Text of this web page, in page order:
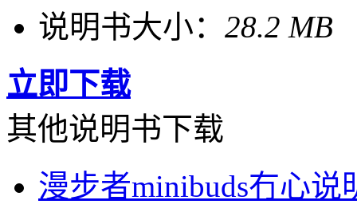
说明书大小： 28.2 MB
立即下载
其他说明书下载
漫步者minibuds冇心说